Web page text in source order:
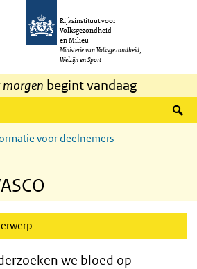
gaan
Rijksinstituut voor
Volksgezondheid
en Milieu
Ministerie van Volksgezondheid,
Welzijn en Sport
morgen begint vandaag
voor deelnemers
we bloed op